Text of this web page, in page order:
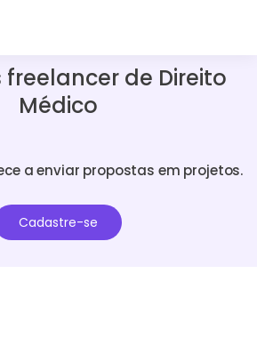
de Direito
Médico
a enviar propostas em projetos.
Cadastre-se